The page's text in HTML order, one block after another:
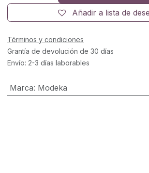
Añadir a lista de
Términos y condiciones
Grantía de devolución de 30 días
Envío: 2-3 días laborables
Marca: Modeka